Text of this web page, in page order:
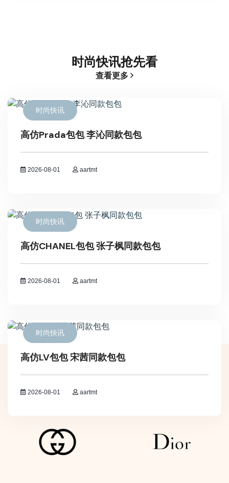
时尚快讯抢先看
查看更多
时尚快讯
高仿Prada包包 李沁同款包包
2026-08-01 aartmt
时尚快讯
高仿CHANEL包包 张子枫同款包包
2026-08-01 aartmt
时尚快讯
高仿LV包包 宋茜同款包包
2026-08-01 aartmt